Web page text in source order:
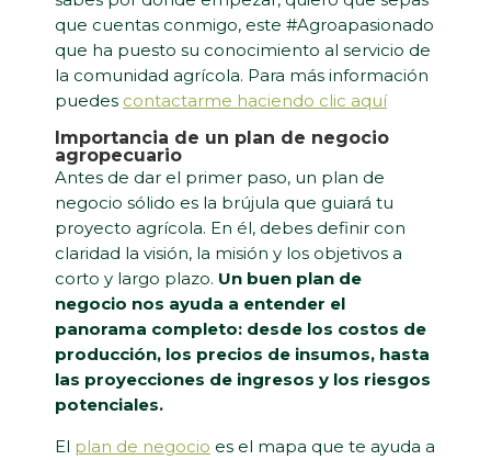
que cuentas conmigo, este #Agroapasionado
que ha puesto su conocimiento al servicio de
la comunidad agrícola. Para más información
puedes contactarme haciendo clic aquí
Importancia de un plan de negocio
agropecuario
Antes de dar el primer paso, un plan de
negocio sólido es la brújula que guiará tu
proyecto agrícola. En él, debes definir con
claridad la visión, la misión y los objetivos a
corto y largo plazo. Un buen plan de
negocio nos ayuda a entender el
panorama completo: desde los costos de
producción, los precios de insumos, hasta
las proyecciones de ingresos y los riesgos
potenciales.
El plan de negocio es el mapa que te ayuda a